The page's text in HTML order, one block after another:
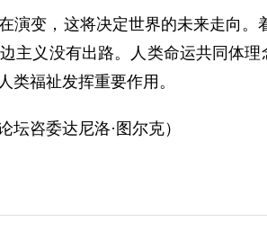
变，这将决定世界的未来走向。
主义没有出路。人类命运共同体
类福祉发挥重要作用。
咨委达尼洛·图尔克）